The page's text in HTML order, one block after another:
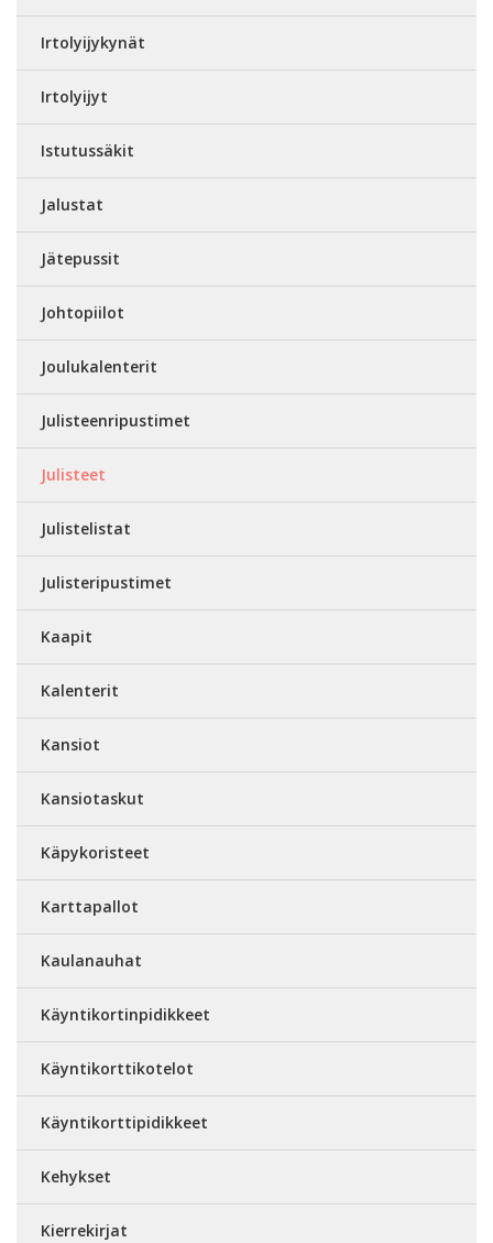
Irtolyijykynät
Irtolyijyt
Istutussäkit
Jalustat
Jätepussit
Johtopiilot
Joulukalenterit
Julisteenripustimet
Julisteet
Julistelistat
Julisteripustimet
Kaapit
Kalenterit
Kansiot
Kansiotaskut
Käpykoristeet
Karttapallot
Kaulanauhat
Käyntikortinpidikkeet
Käyntikorttikotelot
Käyntikorttipidikkeet
Kehykset
Kierrekirjat